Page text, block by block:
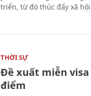
triển, từ đó thúc đẩy xã
THỜI SỰ
Đề xuất miễn
điểm